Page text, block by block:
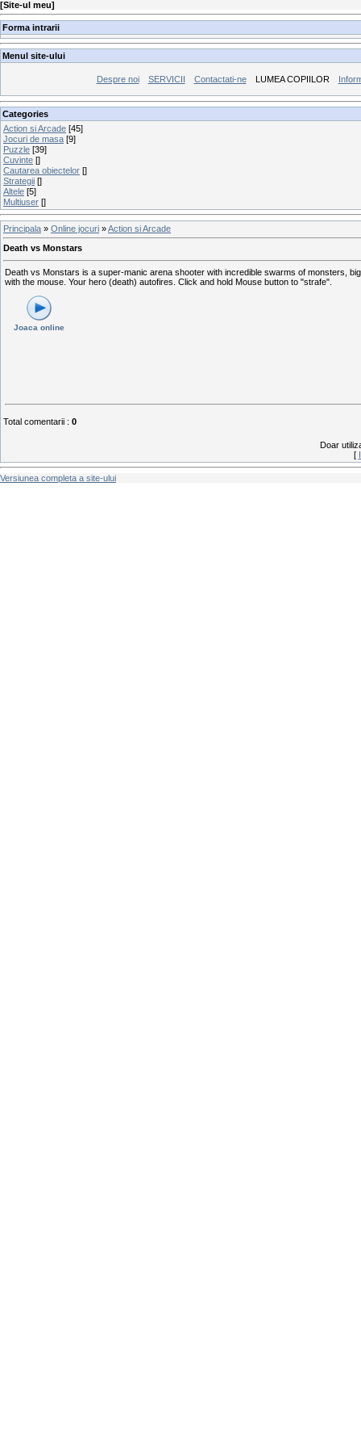
[Site-ul meu]
Forma intrarii
Menul site-ului
Despre noi SERVICII Contactati-ne LUMEA COPIILOR
Categories
Action si Arcade [45]
Jocuri de masa [9]
Puzzle [39]
Cuvinte []
Cautarea obiectelor []
Strategii []
Altele [5]
Multiuser []
Principala » Online jocuri »Action si Arcade
Death vs Monstars
Death vs Monstars is a super-manic arena shooter with incredible swarms of monsters,
with the mouse. Your hero (death) autofires. Click and hold Mouse button to "strafe".
Joaca online
Total comentarii : 0
Doar
[
Versiunea completa a site-ului